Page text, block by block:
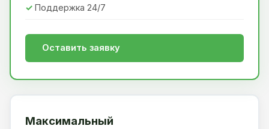
Поддержка 24/7
Оставить заявку
Максимальный